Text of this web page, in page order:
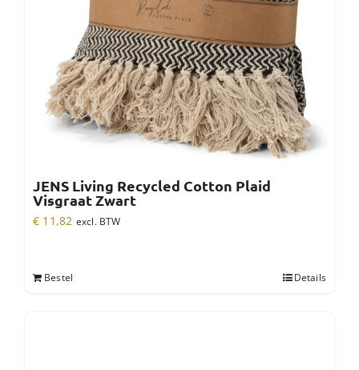
JENS Living Recycled Cotton Plaid
Visgraat Zwart
€ 11,82 excl. BTW
Bestel Details